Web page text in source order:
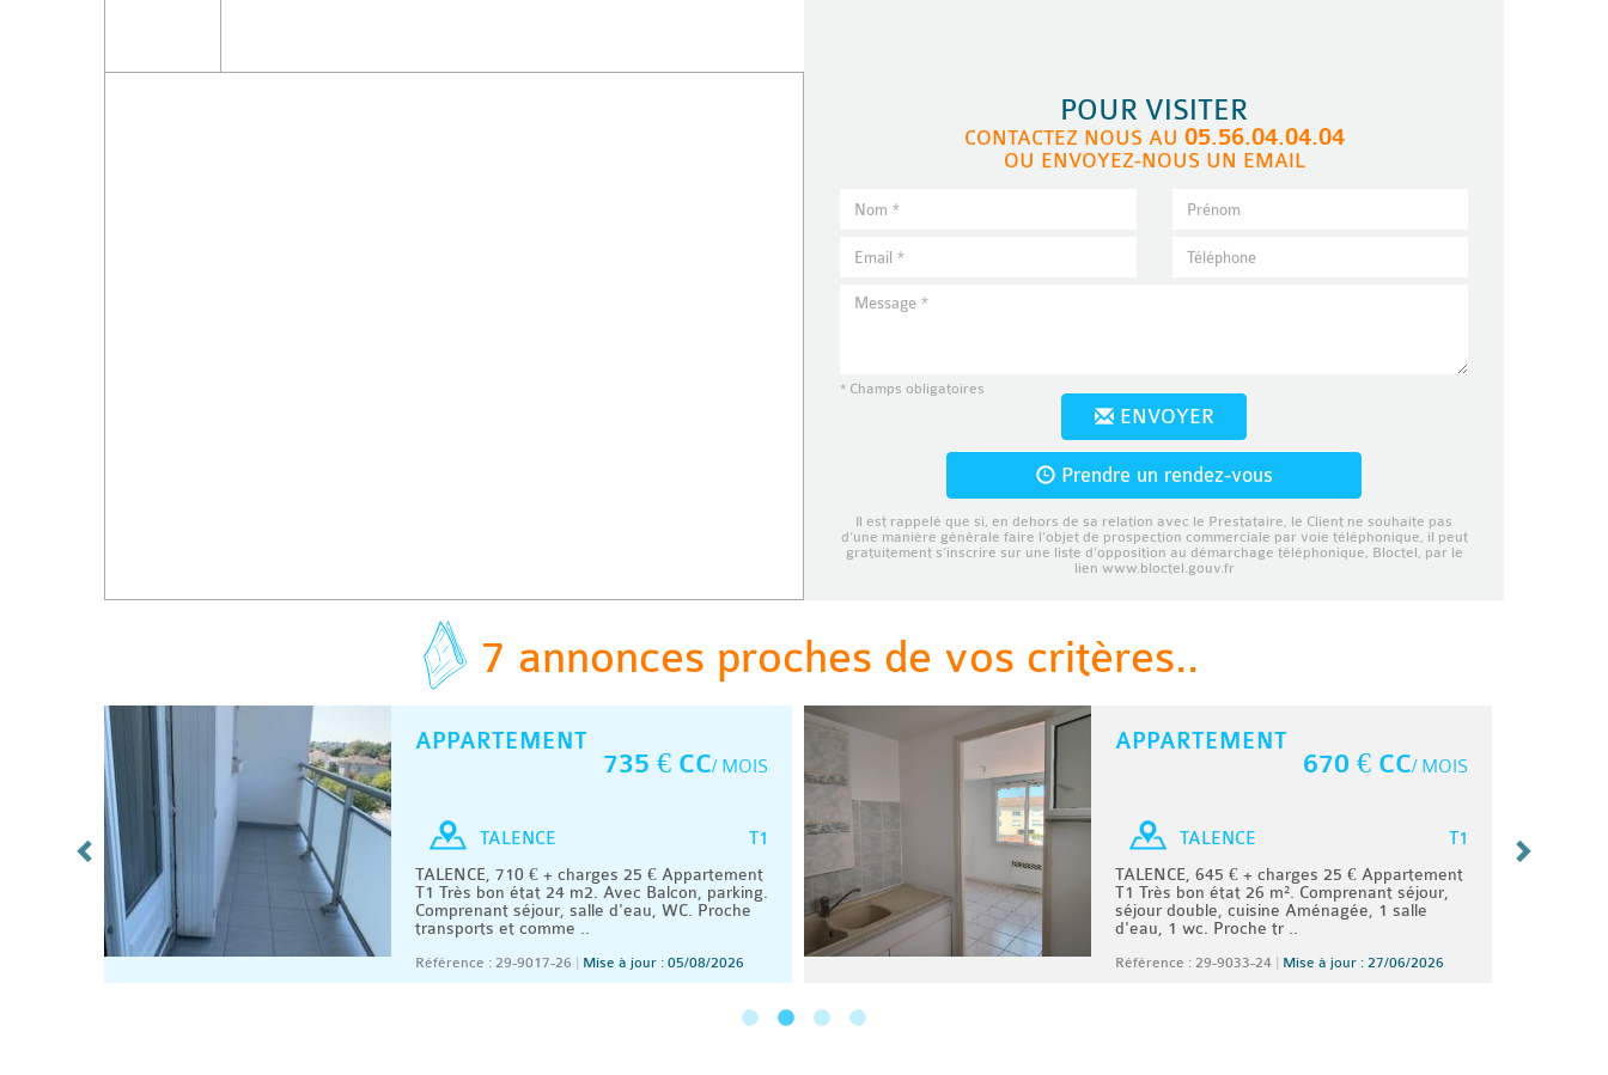
POUR VISITER
CONTACTEZ NOUS AU 05.56.04.04.04
OU ENVOYEZ-NOUS UN EMAIL
* Champs obligatoires
ENVOYER
Prendre un rendez-vous
Il est rappelé que si, en dehors de sa relation avec le Prestataire, le Client ne souhaite pas
d’une manière générale faire l’objet de prospection commerciale par voie téléphonique, il peut
gratuitement s’inscrire sur une liste d’opposition au démarchage téléphonique, Bloctel, par le
lien www.bloctel.gouv.fr
7 annonces proches de vos critères..
APPARTEMENT
735 € CC/ MOIS
T1
TALENCE
TALENCE, 710 € + charges 25 € Appartement
T1 Très bon état 24 m2. Avec Balcon, parking.
Comprenant séjour, salle d'eau, WC. Proche
transports et comme ..
Référence : 29-9017-26 Mise à jour : 05/08/2026
APPARTEMENT
670 € CC/ MOIS
T1
TALENCE
TALENCE, 645 € + charges 25 € Appartement
T1 Très bon état 26 m². Comprenant séjour,
séjour double, cuisine Aménagée, 1 salle
d'eau, 1 wc. Proche tr ..
Référence : 29-9033-24| Mise à jour : 27/06/2026